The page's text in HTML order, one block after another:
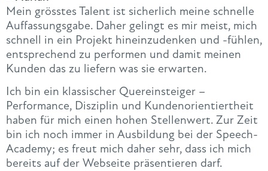
Mein grösstes Talent ist sicherlich meine schnelle
Auffassungsgabe. Daher gelingt es mir meist, mich
schnell in ein Projekt hineinzudenken und -fühlen,
entsprechend zu performen und damit meinen
Kunden das zu liefern was sie erwarten.
Ich bin ein klassischer Quereinsteiger –
Performance, Disziplin und Kundenorientiertheit
haben für mich einen hohen Stellenwert. Zur Zeit
bin ich noch immer in Ausbildung bei der Speech-
Academy; es freut mich daher sehr, dass ich mich
bereits auf der Webseite präsentieren darf.